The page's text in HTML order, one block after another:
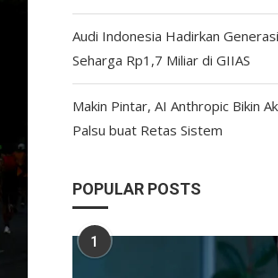
Audi Indonesia Hadirkan
Seharga Rp1,7 Miliar di GIIAS
Makin Pintar, AI Anthropic Bikin
Palsu buat Retas Sistem
POPULAR POSTS
1